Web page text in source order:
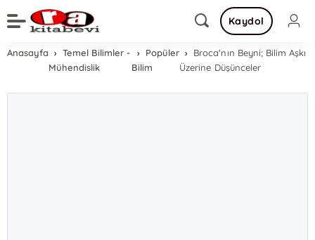
Kaydol
Anasayfa
Temel Bilimler -
Mühendislik
Popüler
Bilim
Broca'nın Beyni; Bilim Aşkı
Üzerine Düşünceler